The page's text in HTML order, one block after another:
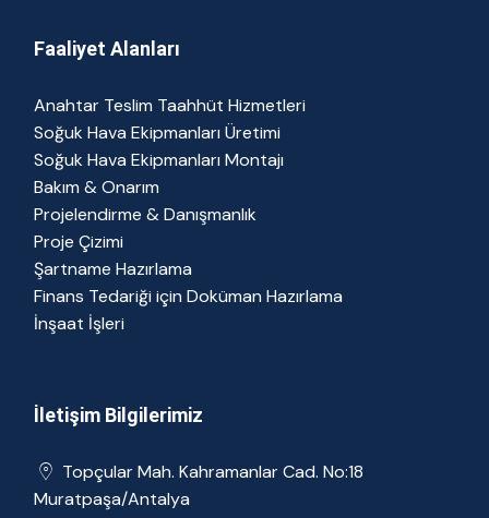
Faaliyet Alanları
Anahtar Teslim Taahhüt Hizmetleri
Soğuk Hava Ekipmanları Üretimi
Soğuk Hava Ekipmanları Montajı
Bakım & Onarım
Projelendirme & Danışmanlık
Proje Çizimi
Şartname Hazırlama
Finans Tedariği için Doküman Hazırlama
İnşaat İşleri
İletişim Bilgilerimiz
Topçular Mah. Kahramanlar Cad. No:18
Muratpaşa/Antalya